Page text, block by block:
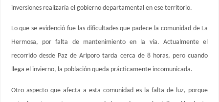
inversiones realizaría el gobierno departamental en ese territorio.
Lo que se evidenció fue las dificultades que padece la comunidad de La
Hermosa, por falta de mantenimiento en la vía. Actualmente el
recorrido desde Paz de Ariporo tarda cerca de 8 horas, pero cuando
llega el invierno, la población queda prácticamente incomunicada.
Otro aspecto que afecta a esta comunidad es la falta de luz, porque